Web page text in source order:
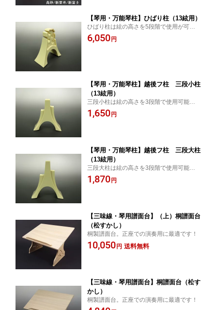
【琴用・万能琴柱】ひばり柱（13絃用）
ひばり柱は絃の高さを5段階で使用が可能な
万能琴柱です
6,050 円
【琴用・万能琴柱】越後フ柱 三段小柱
（13絃用）
三段小柱は絃の高さを3段階で使用可能な万
能琴柱です
1,650 円
【琴用・万能琴柱】越後フ柱 三段大柱
（13絃用）
三段大柱は絃の高さを3段階で使用可能な万
能琴柱です
1,870 円
【三味線・琴用譜面台】（上）桐譜面台
（松すかし）
桐製譜面台。正座での演奏用に最適です！
10,050 円 送料無料
【三味線・琴用譜面台】桐譜面台（松す
かし）
桐製譜面台。正座での演奏用に最適です！